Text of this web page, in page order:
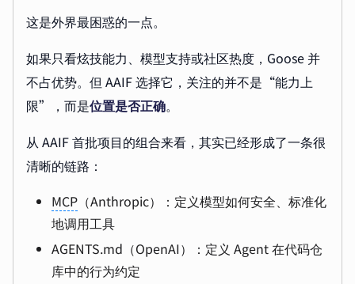
这是外界最困惑的一点。
如果只看炫技能力、模型支持或社区热度，Goose 并
不占优势。但 AAIF 选择它，关注的并不是“能力上
限”，而是位置是否正确。
从 AAIF 首批项目的组合来看，其实已经形成了一条很
清晰的链路：
MCP （Anthropic）：定义模型如何安全、标准化
地调用工具
AGENTS.md（OpenAI）：定义 Agent 在代码仓
库中的行为约定